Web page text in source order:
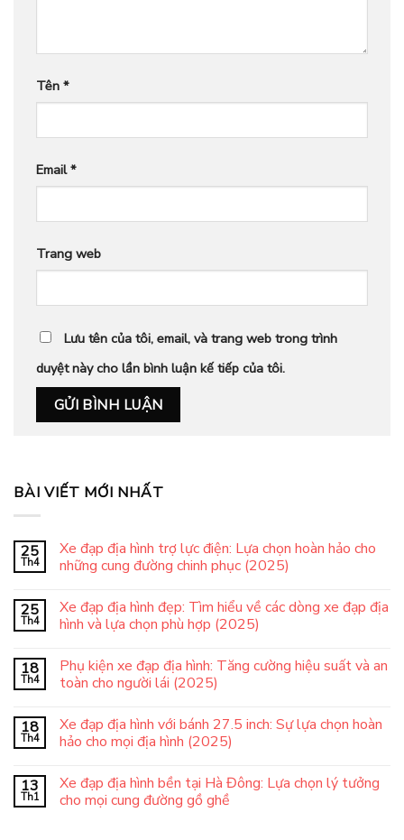
Tên *
Email*
Trang web
Lưu tên của tôi, email, và trang web trong trình
duyệt này cho lần bình luận kế tiếp của tôi.
BÀI VIẾT MỚI NHẤT
25
Th4
Xe đạp địa hình trợ lực điện: Lựa chọn hoàn hảo cho
những cung đường chinh phục (2025)
25
Th4
Xe đạp địa hình đẹp: Tìm hiểu về các dòng xe đạp địa
hình và lựa chọn phù hợp (2025)
18
Th4
Phụ kiện xe đạp địa hình: Tăng cường hiệu suất và an
toàn cho người lái (2025)
18
Th4
Xe đạp địa hình với bánh 27.5 inch: Sự lựa chọn hoàn
hảo cho mọi địa hình (2025)
13
Th1
Xe đạp địa hình bền tại Hà Đông: Lựa chọn lý tưởng
cho mọi cung đường gồ ghề